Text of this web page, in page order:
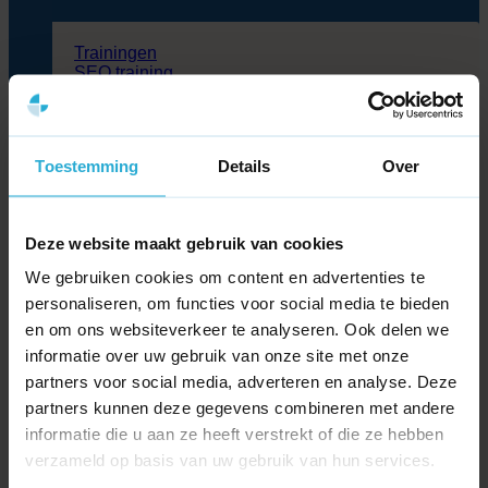
Toestemming Details Over
Deze website maakt gebruik van cookies
We gebruiken cookies om content en advertenties te
personaliseren, om functies voor social media te bieden
en om ons websiteverkeer te analyseren. Ook delen we
informatie over uw gebruik van onze site met onze
partners voor social media, adverteren en analyse. Deze
partners kunnen deze gegevens combineren met andere
informatie die u aan ze heeft verstrekt of die ze hebben
verzameld op basis van uw gebruik van hun services.
Trainingen
SEO training
Social media training
WordPress training
Cases
Blog
Partners
Over ons
Kennisbank
Contact
Zoeken